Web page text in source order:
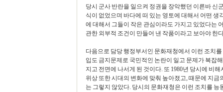
당시 군사 반란을 일으켜 정권을 장악했던 이른바 신
식이 없었으며 바다에 떠 있는 영토에 대해서 어떤
에 대해서 그들이 작은 관심이라도 가지고 있었다는
관한 외부적 조건이 만들어 낸 작품이라고 보아야 한
다음으로 담당 행정부서인 문화재청에서 이런 조치
입도 금지문제로 국민적인 논란이 일고 문제가 복잡
지고 전면에 나서게 된 것이다. 또 1980년 당시에 비
위상 또한 시대의 변화에 맞춰 높아졌고, 때문에 지
는 그렇지 않았다. 당시의 문화재청은 이런 조치를